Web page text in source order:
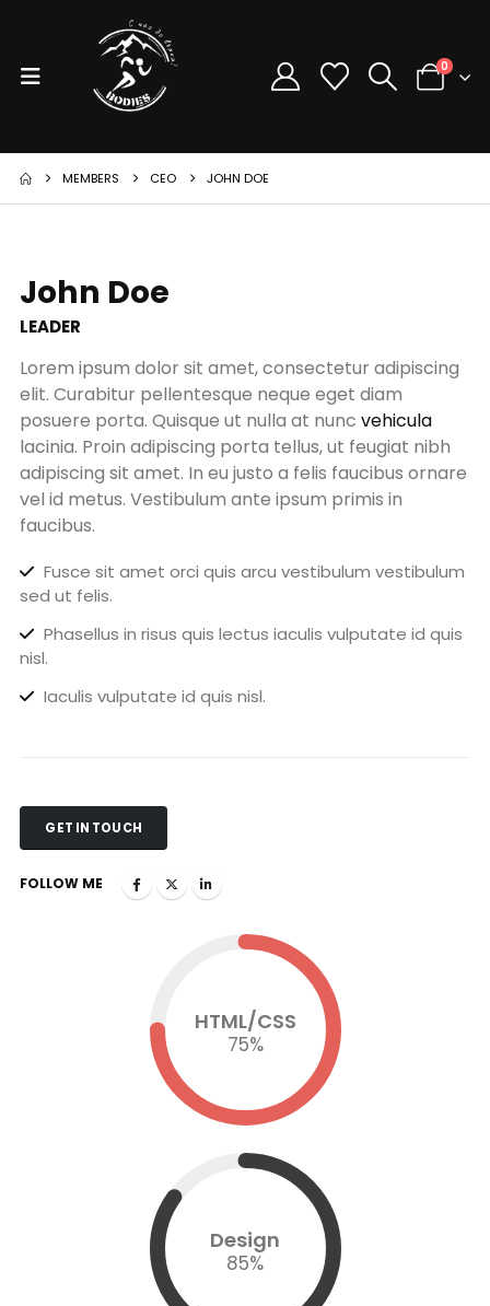
0
MEMBERS CEO JOHN DOE
John Doe
LEADER
Lorem ipsum dolor sit amet, consectetur adipiscing
elit. Curabitur pellentesque neque eget diam
posuere porta. Quisque ut nulla at nunc vehicula
lacinia. Proin adipiscing porta tellus, ut feugiat nibh
adipiscing sit amet. In eu justo a felis faucibus ornare
vel id metus. Vestibulum ante ipsum primis in
faucibus.
Fusce sit amet orci quis arcu vestibulum vestibulum
sed ut felis.
Phasellus in risus quis lectus iaculis vulputate id quis
nisl.
Iaculis vulputate id quis nisl.
GET IN TOUCH
FOLLOW ME
HTML/CSS
75%
Design
85%